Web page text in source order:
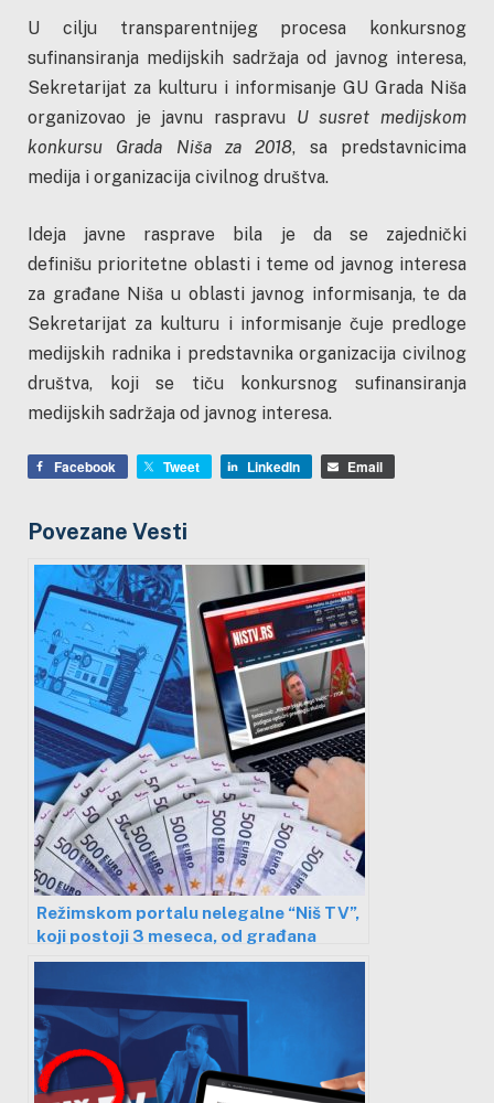
U cilju transparentnijeg procesa konkursnog
sufinansiranja medijskih sadržaja od javnog interesa,
Sekretarijat za kulturu i informisanje GU Grada Niša
organizovao je javnu raspravu U susret medijskom
konkursu Grada Niša za 2018, sa predstavnicima
medija i organizacija civilnog društva.
Ideja javne rasprave bila je da se zajednički
definišu prioritetne oblasti i teme od javnog interesa
za građane Niša u oblasti javnog informisanja, te da
Sekretarijat za kulturu i informisanje čuje predloge
medijskih radnika i predstavnika organizacija civilnog
društva, koji se tiču konkursnog sufinansiranja
medijskih sadržaja od javnog interesa.
Facebook Tweet LinkedIn Email
Povezane Vesti
Režimskom portalu nelegalne “Niš TV”,
koji postoji 3 meseca, od građana
100.000 evra, milioni i za tek osnovan